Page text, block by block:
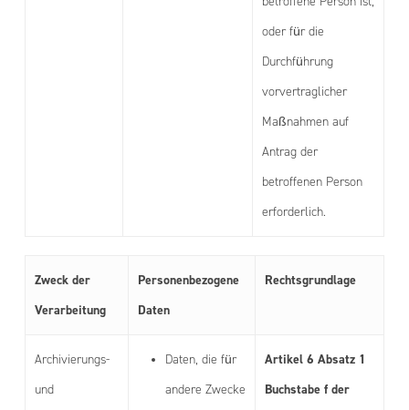
oder für die
Durchführung
vorvertraglicher
Maßnahmen auf
Antrag der
betroffenen Person
erforderlich.
Zweck der
Verarbeitung
Personenbezogene
Daten
Rechtsgrundlage
Archivierungs-
und
Daten, die für
andere Zwecke
Artikel 6 Absatz 1
Buchstabe f der